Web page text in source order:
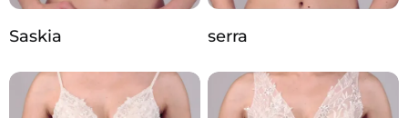
Saskia serra